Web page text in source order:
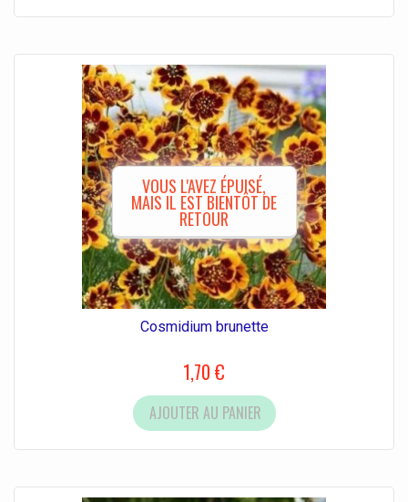
VOUS L'AVEZ ÉPUISÉ,
MAIS IL EST BIENTÔT DE
RETOUR
Cosmidium brunette
1,70 €
AJOUTER AU PANIER